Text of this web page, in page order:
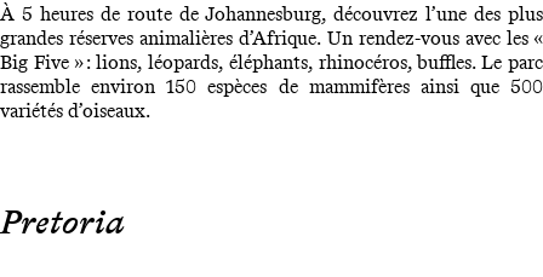
À 5 heures de route de Johannesburg, découvrez l’une des plus
grandes réserves animalières d’Afrique. Un rendez-vous avec les «
Big Five » : lions, léopards, éléphants, rhinocéros, buffles. Le parc
rassemble environ 150 espèces de mammifères ainsi que 500
variétés d’oiseaux.
Pretoria